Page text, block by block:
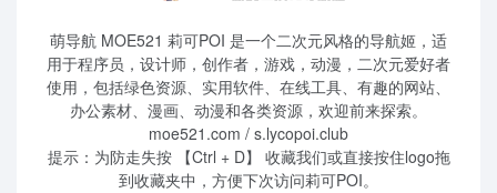
萌导航 MOE521 莉可POI 是一个二次元风格的导航姬，适
用于程序员，设计师，创作者，游戏，动漫，二次元爱好者
使用，包括绿色资源、实用软件、在线工具、有趣的网站、
办公素材、漫画、动漫和各类资源，欢迎前来探索。
moe521.com / s.lycopoi.club
提示：为防走失按 【Ctrl + D】 收藏我们或直接按住logo拖
到收藏夹中，方便下次访问莉可POI。